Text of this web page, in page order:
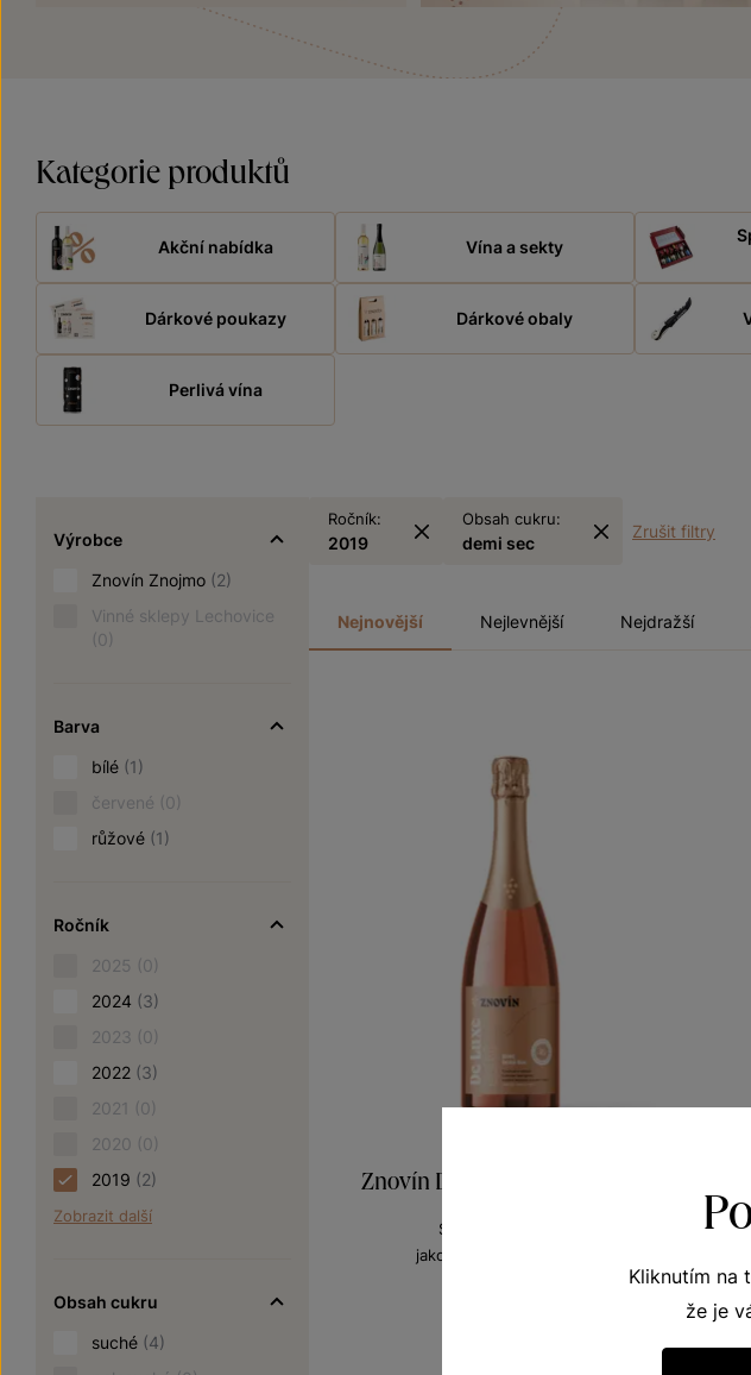
Kategorie produktů
Akční nabídka Vína a sekty
Dárkové poukazy Dárkové obaly
Perlivá vína
Výrobce
Znovín Znojmo (2)
Vinné sklepy Lechovice
(0)
Barva
bílé (1)
červené (0)
růžové (1)
Ročník
2025 (0)
2024 (3)
2023 (0)
2022 (3)
2021 (0)
2020 (0)
2019 (2)
Zobrazit další
Obsah cukru
suché (4)
Ročník:
2019
Obsah cukru:
demi sec
Zrušit filtry
Nejnovější Nejlevnější Nejdražší
Znovín De Luxe Rosé Demi sec
Sekty a šumivá vína
jakostní šumivé víno 2019
Kliknutím na
že je